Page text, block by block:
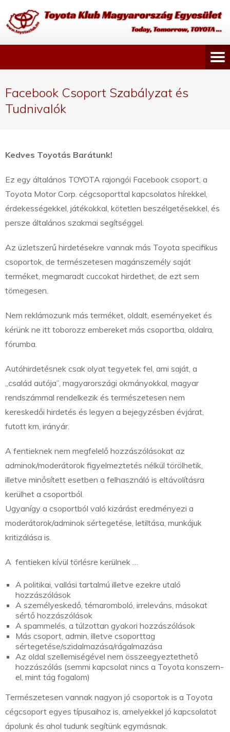
Facebook Csoport Szabályzat és
Tudnivalók
Kedves Toyotás Barátunk!
Ez egy általános TOYOTA rajongói Facebook csoport, a
Toyota Motor Corp. cégcsoporttal kapcsolatos hírekkel,
érdekességekkel, játékokkal, kötetlen beszélgetésekkel, és
persze általános szakmai segítséggel.
Az üzletszerű hirdetésekre vannak más Toyota specifikus
csoportok, de természetesen magánszemély saját
terméket, megmaradt cuccokat hirdethet, de ezt sem
tömegesen.
Nem reklámozunk más terméket, oldalt, eseményeket és
kérünk ne itt toborozz embereket más csoportba, oldalra,
fórumba.
Autóhirdetésnek csak olyat tegyetek fel, ami saját, a
„család autója”, magyarországi okmányokkal, magyar
rendszámmal rendelkezik és természetesen nem
kereskedői hirdetés és legyen a bejegyzésben évjárat,
futott km, irányár.
A fentieknek nem megfelelő hozzászólásokat az
adminok/moderátorok figyelmeztetés nélkül törölhetik,
illetve minősített esetben a felhasználó is eltávolításra
kerülhet a csoportból.
Ugyanígy a csoportból való kizárást eredményezi a
moderátorok/adminok sértegetése, letiltása, munkájuk
kritizálása is.
A fentieken kívül törlésre kerülnek …
A politikai, vallási tartalmú illetve ezekre utaló
hozzászólások
A személyeskedő, témaromboló, irreleváns, másokat
sértő hozzászólások
A spammelés, a túlzottan gyakori hozzászólások
Más csoport, admin, illetve csoporttag
sértegetése/szidalmazása/rágalmazása
Az oldal szellemiségével nem összeegyeztethető
hozzászólás (semmi kapcsolat nincs a Toyota konszern-
el, mint tág fogalom)
Természetesen vannak nagyon jó csoportok is a Toyota
cégcsoport egyes típusaihoz is, amelyekkel jó kapcsolatot
ápolunk és ahol tudunk segítünk egymásnak.